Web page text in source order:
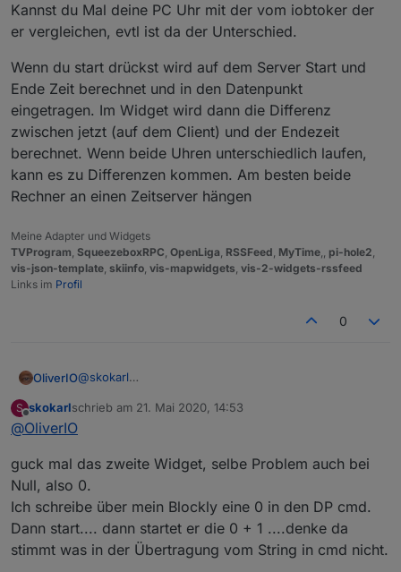
Kannst du Mal deine PC Uhr mit der vom iobtoker der
er vergleichen, evtl ist da der Unterschied.
Wenn du start drückst wird auf dem Server Start und
Ende Zeit berechnet und in den Datenpunkt
eingetragen. Im Widget wird dann die Differenz
zwischen jetzt (auf dem Client) und der Endezeit
berechnet. Wenn beide Uhren unterschiedlich laufen,
kann es zu Differenzen kommen. Am besten beide
Rechner an einen Zeitserver hängen
Meine Adapter und Widgets
TVProgram, SqueezeboxRPC, OpenLiga, RSSFeed, MyTime,, pi-hole2,
vis-json-template, skiinfo, vis-mapwidgets, vis-2-widgets-rssfeed
Links im Profil
0
OliverIO@skokarl
etwas. Kannst du Mal deine PC Uhr mit der vom
Wenn du start drückst wird auf dem Server Start und
zwischen jetzt (auf dem Client) und der Endezeit
berechnet. Wenn beide Uhren unterschiedlich laufen,
Rechner an einen Zeitserver hängen
S
Offline
skokarlschrieb am 21. Mai 2020, 14:53
zuletzt editiert von
@OliverIO
guck mal das zweite Widget, selbe Problem auch bei
Null, also 0.
Ich schreibe über mein Blockly eine 0 in den DP cmd.
Dann start.... dann startet er die 0 + 1 ....denke da
stimmt was in der Übertragung vom String in cmd nicht.